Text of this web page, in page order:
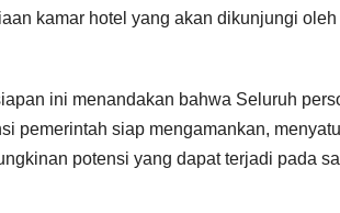
kamar hotel yang akan dikunjungi
ini menandakan bahwa Seluruh
pemerintah siap mengamankan,
potensi yang dapat terjadi pada